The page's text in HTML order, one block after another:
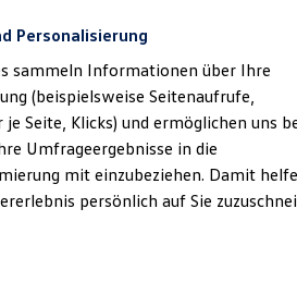
mit Schlussrate
und Garantien
Class bei Volkswagen
)
Personalisierung
sammeln Informationen über Ihre
(beispielsweise Seitenaufrufe,
je Seite, Klicks) und ermöglichen uns
Umfrageergebnisse in die
mit einzubeziehen. Damit
persönlich auf Sie